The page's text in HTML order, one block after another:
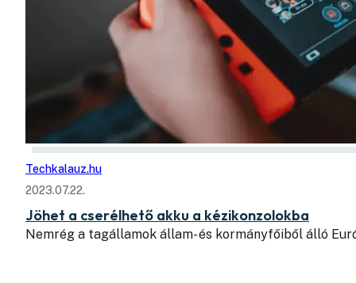
Techkalauz.hu
2023.07.22.
Jöhet a cserélhető akku a kézikonzolokba
Nemrég a tagállamok állam- és kormányfőiből álló